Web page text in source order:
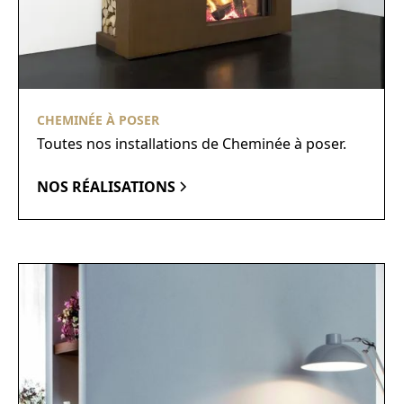
CHEMINÉE À POSER
Toutes nos installations de Cheminée à poser.
NOS RÉALISATIONS